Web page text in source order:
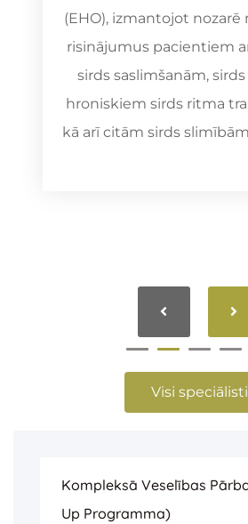
(EHO), izmantojot
risinājumus pacientiem
sirds saslimšanām,
hroniskiem sirds ritma
kā arī citām sirds slimībām
Visi speciālisti
Kompleksā Veselības
Up Programma)